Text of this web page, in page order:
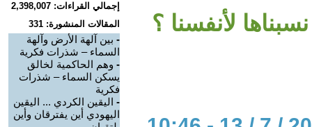
لأنفسنا ؟
إجمالي القراءات: 2,398,007
المقالات المنشورة: 331
- بين آلهة الأرض وآلهة
السماء – شذرات فكرية
- وهم الحاكمية لخالق
يسكن السماء – شذرات
فكرية
- اليقين الكردي ... اليقين
اليهودي أين يفترقان وأين